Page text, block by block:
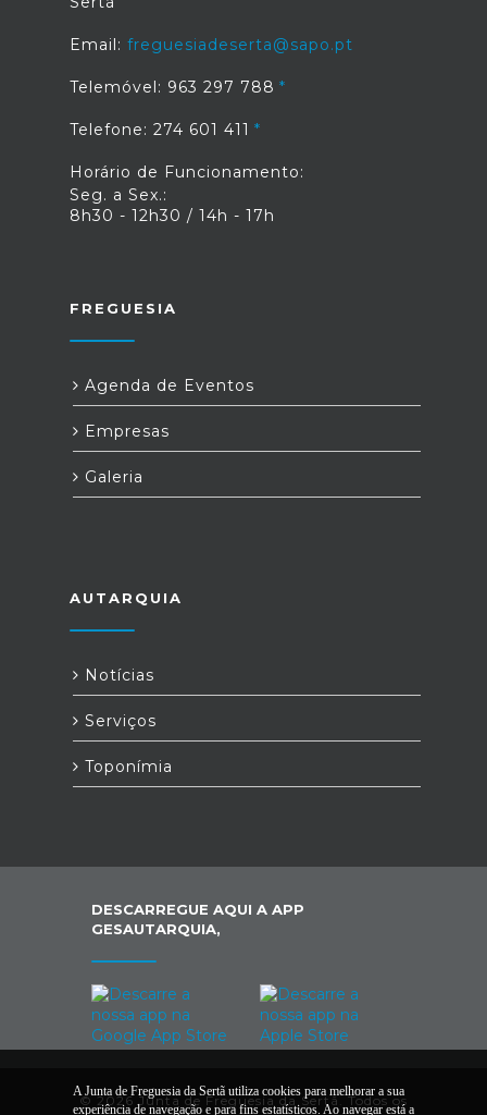
Email: freguesiadeserta@sapo.pt
Telemóvel: 963 297 788
Telefone: 274 601 411
Horário de Funcionamento:
Seg. a Sex.:
8h30 - 12h30 / 14h - 17h
FREGUESIA
Agenda de Eventos
Empresas
Galeria
AUTARQUIA
Notícias
Serviços
Toponímia
DESCARREGUE AQUI A APP
GESAUTARQUIA,
© 2026 Junta de Freguesia da Sertã. Todos os
A Junta de Freguesia da Sertã utiliza cookies para melhorar a sua
experiência de navegação e para fins estatísticos. Ao navegar está a